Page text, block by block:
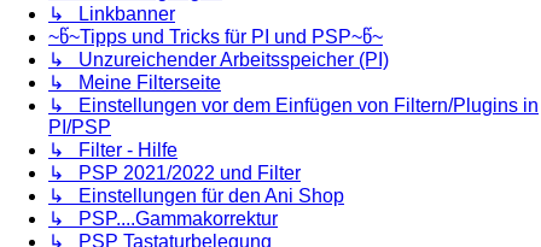
↳ Linkbanner
~წ~Tipps und Tricks für PI und PSP~წ~
↳ Unzureichender Arbeitsspeicher (PI)
↳ Meine Filterseite
↳ Einstellungen vor dem Einfügen von Filtern/Plugins in
PI/PSP
↳ Filter - Hilfe
↳ PSP 2021/2022 und Filter
↳ Einstellungen für den Ani Shop
↳ PSP....Gammakorrektur
↳ PSP Tastaturbelegung